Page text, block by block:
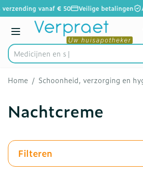
Ga naar de inhoud
1 van 1vanaf € 50 Veilige betalingen
Menu
Product, merk, categorie...
Home / Schoonheid, verzorging en
Nachtcreme
Filteren